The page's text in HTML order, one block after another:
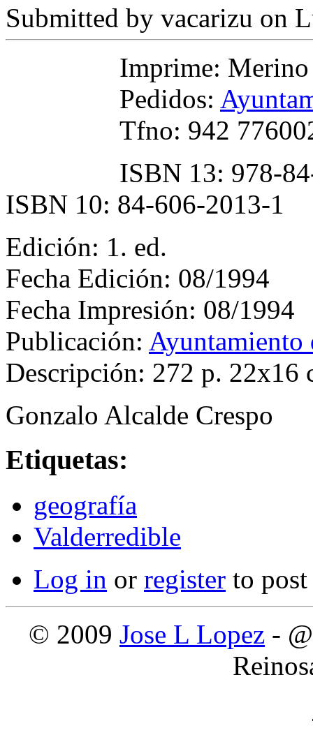
Submitted by vacarizu on
Imprime: Merino
Pedidos:
Tfno: 942
ISBN 13: 978-
ISBN 10: 84-606-2013-1
Edición: 1. ed.
Fecha Edición: 08/1994
Fecha Impresión: 08/1994
Publicación:
Descripción: 272 p. 22x16
Gonzalo Alcalde Crespo
Etiquetas:
geografía
Valderredible
Log in or register to
© 2009 Jose L Lopez -